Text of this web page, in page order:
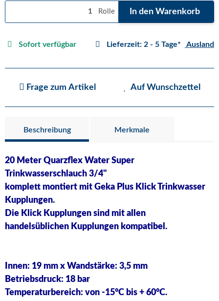
Rolle In den Warenkorb
Sofort verfügbar Lieferzeit: 2 - 5 Tage* Ausland
Frage zum Artikel Auf Wunschzettel
Beschreibung Merkmale
20 Meter Quarzflex Water Super
Trinkwasserschlauch 3/4"
komplett montiert mit Geka Plus Klick Trinkwasser
Kupplungen.
Die Klick Kupplungen sind mit allen
handelsüblichen Kupplungen kompatibel.
Innen: 19 mm x Wandstärke: 3,5 mm
Betriebsdruck: 18 bar
Temperaturbereich: von -15°C bis + 60°C.